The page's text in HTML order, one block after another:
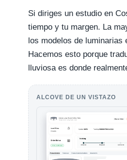
Si diriges un estudio en
tiempo y tu margen. La
los modelos de luminarias
Hacemos esto porque
lluviosa es donde
ALCOVE DE UN VISTAZO